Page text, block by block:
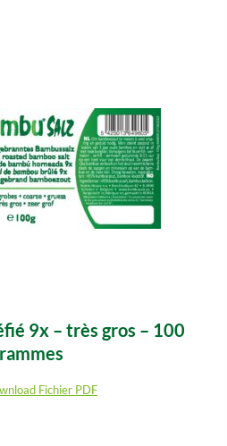
9x – très gros – 100
Fichier PDF